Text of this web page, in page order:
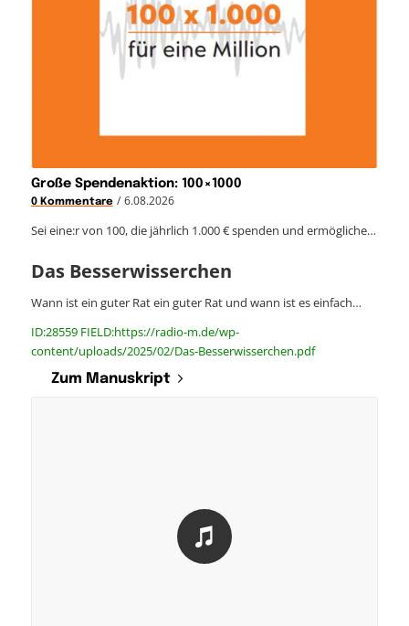
Große Spendenaktion: 100×1000
0 Kommentare / 6.08.2026
Sei eine:r von 100, die jährlich 1.000 € spenden und ermögliche…
Das Besserwisserchen
Wann ist ein guter Rat ein guter Rat und wann ist es einfach…
ID:28559 FIELD:https://radio-m.de/wp-
content/uploads/2025/02/Das-Besserwisserchen.pdf
Zum Manuskript